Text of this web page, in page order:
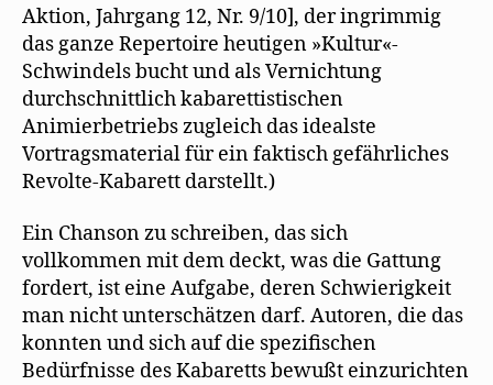
Aktion, Jahrgang 12, Nr. 9/10], der ingrimmig
das ganze Repertoire heutigen »Kultur«-
Schwindels bucht und als Vernichtung
durchschnittlich kabarettistischen
Animierbetriebs zugleich das idealste
Vortragsmaterial für ein faktisch gefährliches
Revolte-Kabarett darstellt.)
Ein Chanson zu schreiben, das sich
vollkommen mit dem deckt, was die Gattung
fordert, ist eine Aufgabe, deren Schwierigkeit
man nicht unterschätzen darf. Autoren, die das
konnten und sich auf die spezifischen
Bedürfnisse des Kabaretts bewußt einzurichten